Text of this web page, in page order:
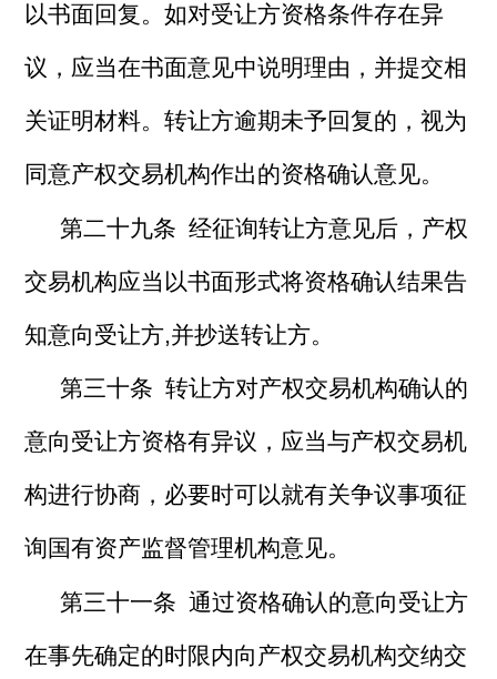
以书面回复。如对受让方资格条件存在异
议，应当在书面意见中说明理由，并提交相
关证明材料。转让方逾期未予回复的，视为
同意产权交易机构作出的资格确认意见。
第二十九条 经征询转让方意见后，产权
交易机构应当以书面形式将资格确认结果告
知意向受让方,并抄送转让方。
第三十条 转让方对产权交易机构确认的
意向受让方资格有异议，应当与产权交易机
构进行协商，必要时可以就有关争议事项征
询国有资产监督管理机构意见。
第三十一条 通过资格确认的意向受让方
在事先确定的时限内向产权交易机构交纳交